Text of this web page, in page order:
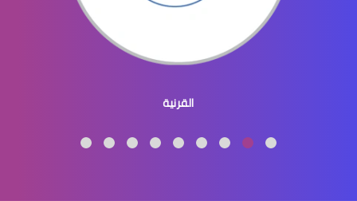
عيون الاطفال المنغوليين
القرنية